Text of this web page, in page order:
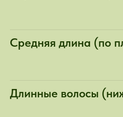
Средняя длина (по
Длинные волосы